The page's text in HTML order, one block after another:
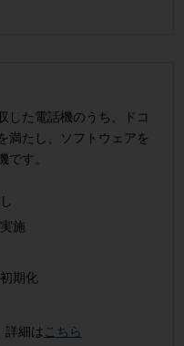
した電話機のうち、ドコ
満たし、ソフトウェアを
です。
施
期化
詳細は こちら